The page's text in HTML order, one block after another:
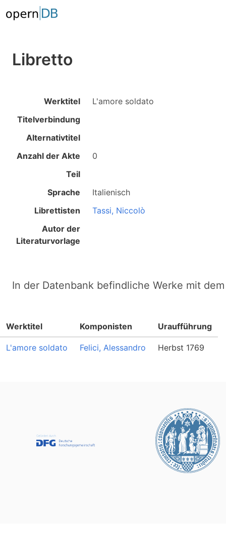
Libretto
Werktitel
L'amore soldato
Titelverbindung
Alternativtitel
Anzahl der Akte
0
Teil
Sprache
Italienisch
Librettisten
Tassi, Niccolò
Autor der
Literaturvorlage
In der Datenbank befindliche Werke mit
Werktitel Komponisten Uraufführung
L'amore soldato Felici, Alessandro Herbst 1769